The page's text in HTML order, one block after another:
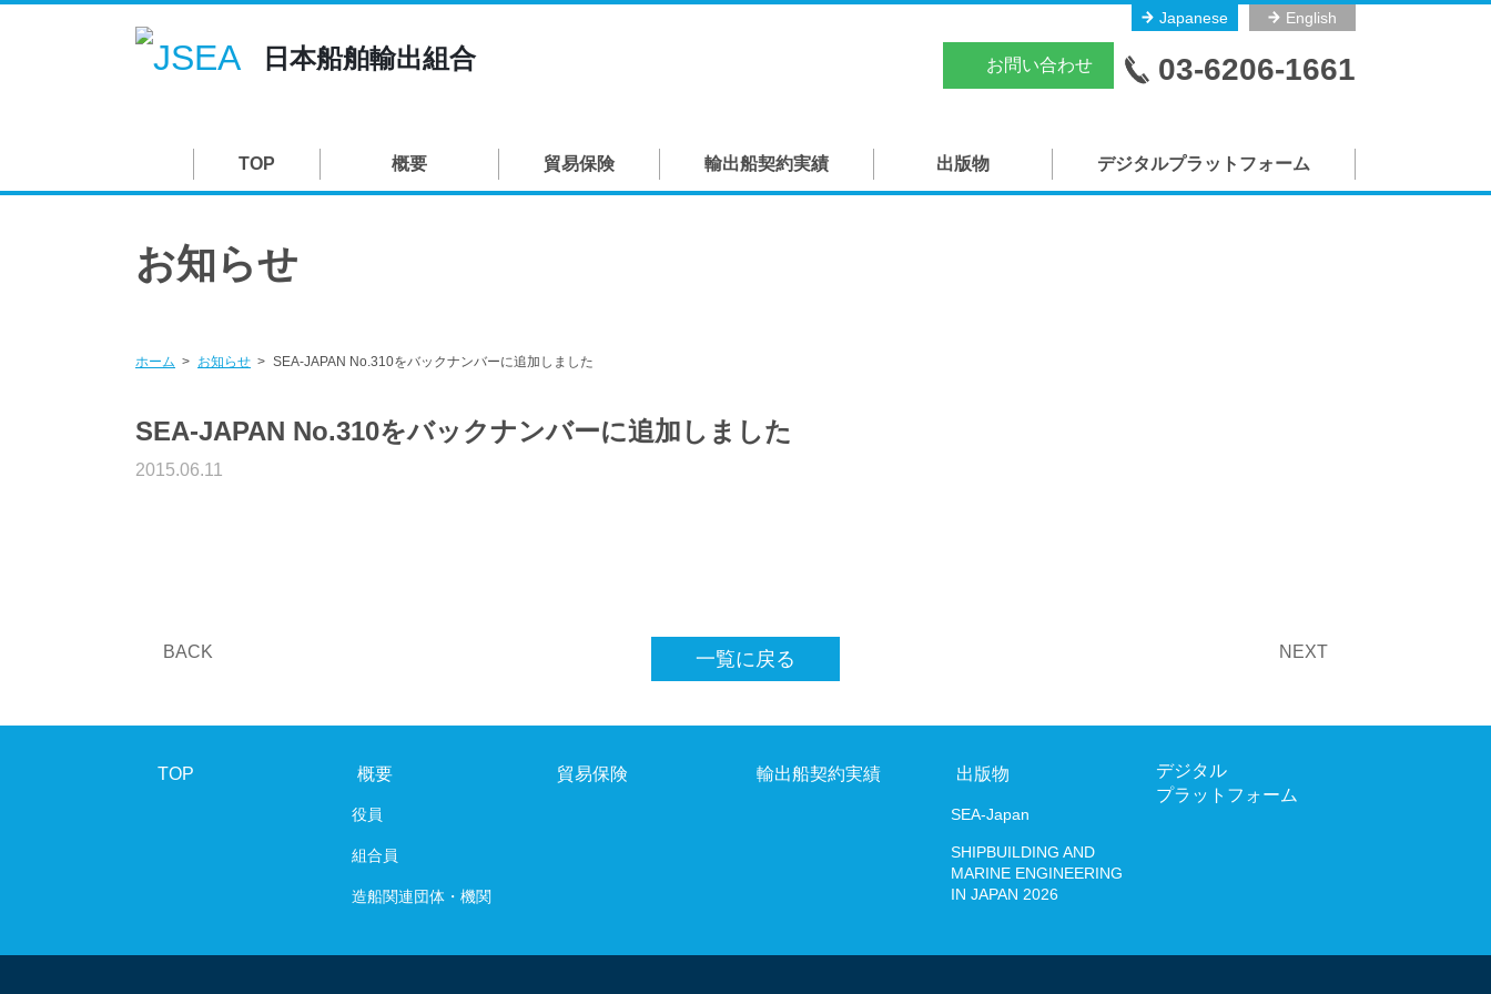
日本船舶輸出組合
English
Japanese
03-6206-1661
お問い合わせ
TOP 概要 貿易保険 輸出船契約実績 出版物 デジタルプラットフォーム
輸出船契約実績
お問い合わせ
お知らせ
ホーム お知らせ SEA-JAPAN No.310をバックナンバーに追加しました
SEA-JAPAN No.310をバックナンバーに追加しました
2015.06.11
BACK 一覧に戻る NEXT
TOP 概要
役員
組合員
造船関連団体・機関
貿易保険 輸出船契約実績 出版物
SEA-Japan
SHIPBUILDING AND
MARINE ENGINEERING
IN JAPAN 2026
デジタル
プラットフォーム